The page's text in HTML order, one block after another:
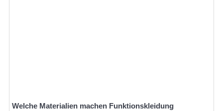
Welche Materialien machen Funktionskleidung